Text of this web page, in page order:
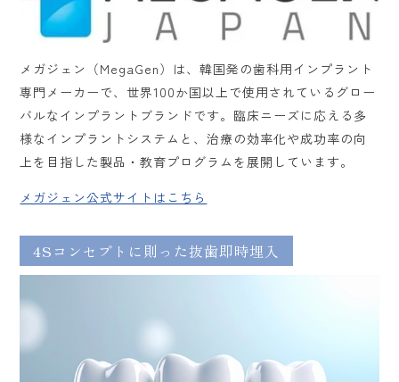
メガジェン（MegaGen）は、韓国発の歯科用インプラント
専門メーカーで、世界100か国以上で使用されているグロー
バルなインプラントブランドです。臨床ニーズに応える多
様なインプラントシステムと、治療の効率化や成功率の向
上を目指した製品・教育プログラムを展開しています。
メガジェン公式サイトはこちら
4Sコンセプトに則った抜歯即時埋入